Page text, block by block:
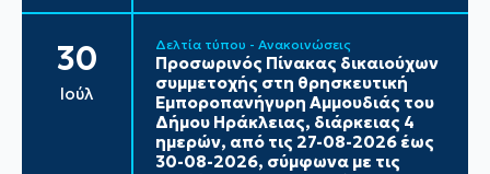
30
Ιούλ
Δελτία τύπου - Ανακοινώσεις
Προσωρινός Πίνακας δικαιούχων
συμμετοχής στη θρησκευτική
Εμποροπανήγυρη Αμμουδιάς του
Δήμου Ηράκλειας, διάρκειας 4
ημερών, από τις 27-08-2026 έως
30-08-2026, σύμφωνα με τις